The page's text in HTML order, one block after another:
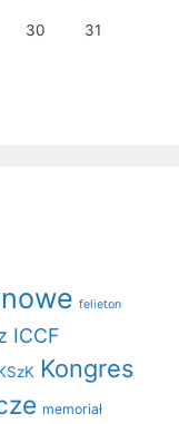
30 31
felieton
ICCF
Kongres
memoriał